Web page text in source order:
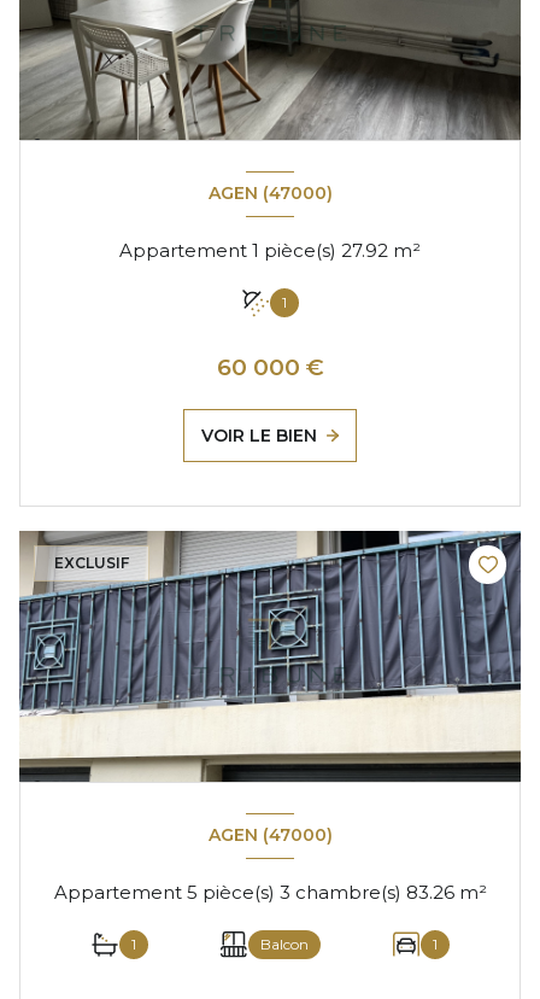
AGEN (47000)
Appartement 1 pièce(s) 27.92 m²
1
60 000 €
VOIR LE BIEN
EXCLUSIF
AGEN (47000)
Appartement 5 pièce(s) 3 chambre(s) 83.26 m²
1 Balcon 1